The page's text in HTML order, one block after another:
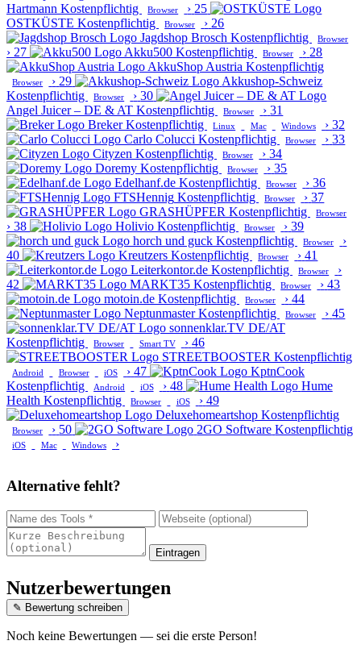
Hartmann Kostenpflichtig Browser › 25
OSTKÜSTE Kostenpflichtig Browser › 26
Jagdshop Brosch Kostenpflichtig Browser
› 27 Akku500 Kostenpflichtig Browser › 28
AkkuShop Austria Kostenpflichtig
Browser › 29
Akkushop-Schweiz
Kostenpflichtig
Browser › 30
Angel Juicer – DE & AT Kostenpflichtig Browser › 31
Breker Kostenpflichtig Linux Mac Windows › 32
Carlo Colucci Kostenpflichtig Browser › 33
Cityzen Kostenpflichtig Browser › 34
Doremy Kostenpflichtig Browser › 35
Edelhanf.de Kostenpflichtig Browser › 36
FTSHennig Kostenpflichtig Browser › 37
GRASHÜPFER Kostenpflichtig Browser
› 38 Holivio Kostenpflichtig Browser › 39
horch und guck Kostenpflichtig Browser
›
40
Kreutzers Kostenpflichtig Browser › 41
Leiterkontor.de Kostenpflichtig Browser
›
42
MARKT35 Kostenpflichtig Browser › 43
motoin.de Kostenpflichtig Browser › 44
Neptunmaster Kostenpflichtig Browser › 45
sonnenklar.TV DE/AT
Kostenpflichtig
Browser Smart TV › 46
STREETBOOSTER Kostenpflichtig
Android Browser iOS › 47
KptnCook
Kostenpflichtig
Android iOS › 48
Hume
Health Kostenpflichtig Browser iOS › 49
Deluxehomeartshop Kostenpflichtig
Browser › 50 2GO Software Kostenpflichtig
iOS Mac Windows ›
Alternative fehlt?
Eintragen
Nutzerbewertungen
✎ Bewertung schreiben
Noch keine Bewertungen — sei die erste Person!